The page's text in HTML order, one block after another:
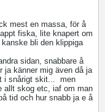
mest en massa, för å
fiska, lite knapert om
bli den klippiga
sidan, snabbare å
ja känner mig även då ja
i snårigt skit...
men
allt skog etc, iaf om man
tid och hur snabb ja e å